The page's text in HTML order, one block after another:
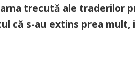
trecută ale traderilor
că s-au extins prea